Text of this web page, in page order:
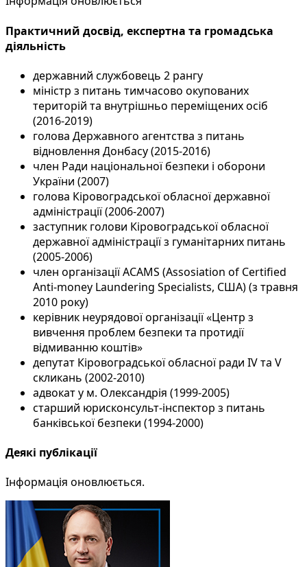
Практичний досвід, експертна та громадська
діяльність
державний службовець 2 рангу
міністр з питань тимчасово окупованих
територій та внутрішньо переміщених осіб
(2016-2019)
голова Державного агентства з питань
відновлення Донбасу (2015-2016)
член Ради національної безпеки і оборони
України (2007)
голова Кіровоградської обласної державної
адміністрації (2006-2007)
заступник голови Кіровоградської обласної
державної адміністрації з гуманітарних питань
(2005-2006)
член організації ACAMS (Assosiation of Certified
Anti-money Laundering Specialists, США) (з травня
2010 року)
керівник неурядової організації «Центр з
вивчення проблем безпеки та протидії
відмиванню коштів»
депутат Кіровоградської обласної ради IV та V
скликань (2002-2010)
адвокат у м. Олександрія (1999-2005)
старший юрисконсульт-інспектор з питань
банківської безпеки (1994-2000)
Деякі публікації
Інформація оновлюється.